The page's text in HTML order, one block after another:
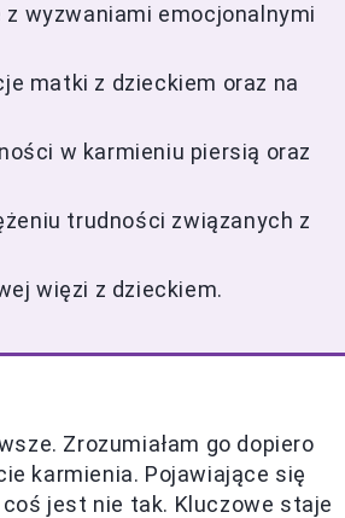
wyzwaniami emocjonalnymi
matki z dzieckiem oraz na
w karmieniu piersią oraz
trudności związanych z
więzi z dzieckiem.
Zrozumiałam go dopiero
karmienia. Pojawiające się
jest nie tak. Kluczowe staje